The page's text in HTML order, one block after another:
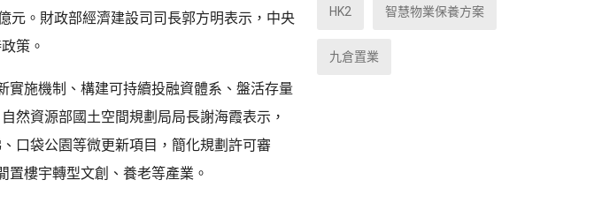
元。財政部經濟建設司司長郭方明表示，中央
策。
施機制、構建可持續投融資體系、盤活存量
然資源部國土空間規劃局局長謝海霞表示，
口袋公園等微更新項目，簡化規劃許可審
樓宇轉型文創、養老等產業。
HK2 智慧物業保養方案
九倉置業